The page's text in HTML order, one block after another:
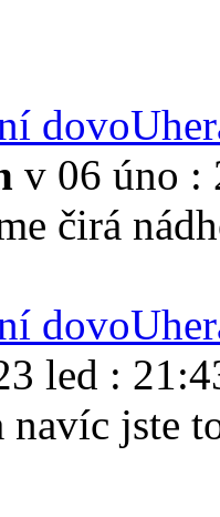
v 06 úno :
čirá
led :
navíc jste